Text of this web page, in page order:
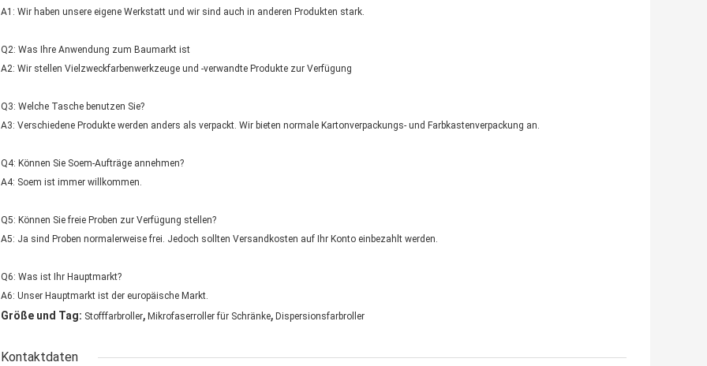
A1: Wir haben unsere eigene Werkstatt und wir sind auch in anderen Produkten stark.
Q2: Was Ihre Anwendung zum Baumarkt ist
A2: Wir stellen Vielzweckfarbenwerkzeuge und -verwandte Produkte zur Verfügung
Q3: Welche Tasche benutzen Sie?
A3: Verschiedene Produkte werden anders als verpackt. Wir bieten normale Kartonverpackungs- und Farbkastenverpackung an.
Q4: Können Sie Soem-Aufträge annehmen?
A4: Soem ist immer willkommen.
Q5: Können Sie freie Proben zur Verfügung stellen?
A5: Ja sind Proben normalerweise frei. Jedoch sollten Versandkosten auf Ihr Konto einbezahlt werden.
Q6: Was ist Ihr Hauptmarkt?
A6: Unser Hauptmarkt ist der europäische Markt.
Größe und Tag: Stofffarbroller, Mikrofaserroller für Schränke, Dispersionsfarbroller
Kontaktdaten